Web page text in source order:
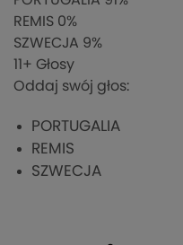
REMIS 0%
SZWECJA 9%
11 + Głosy
Oddaj swój głos:
PORTUGALIA
REMIS
SZWECJA